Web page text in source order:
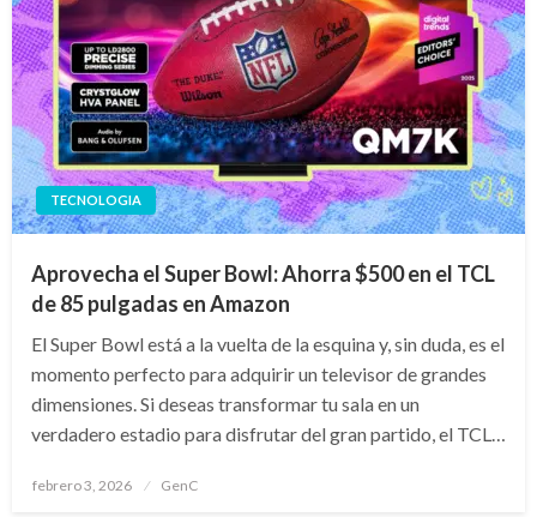
TECNOLOGIA
Aprovecha el Super Bowl: Ahorra $500 en el TCL
de 85 pulgadas en Amazon
El Super Bowl está a la vuelta de la esquina y, sin duda, es el
momento perfecto para adquirir un televisor de grandes
dimensiones. Si deseas transformar tu sala en un
verdadero estadio para disfrutar del gran partido, el TCL…
Publicado
febrero 3, 2026 GenC